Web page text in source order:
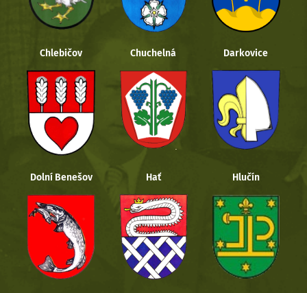
Chlebičov Chuchelná Darkovice
Dolní Benešov Hať Hlučín